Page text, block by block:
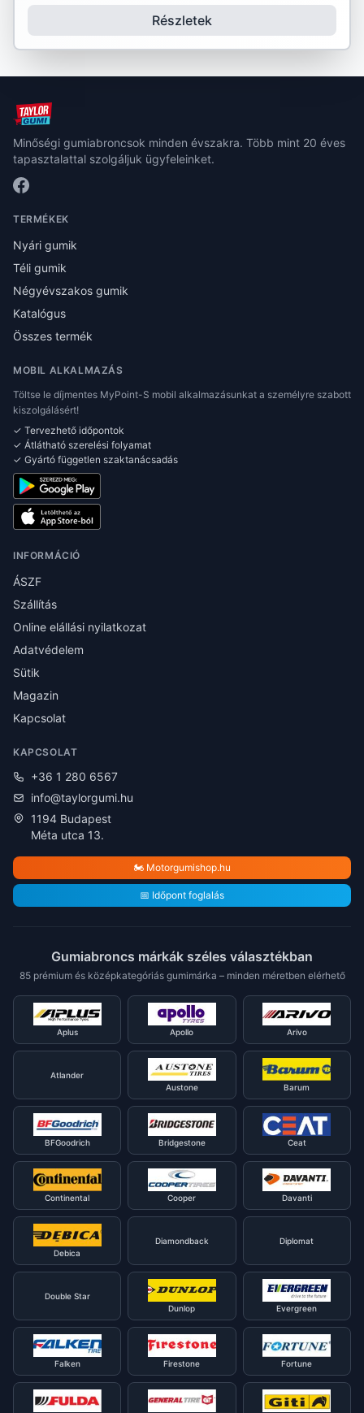
Részletek
Minőségi gumiabroncsok minden évszakra. Több mint 20 éves
tapasztalattal szolgáljuk ügyfeleinket.
TERMÉKEK
Nyári gumik
Téli gumik
Négyévszakos gumik
Katalógus
Összes termék
MOBIL ALKALMAZÁS
Töltse le díjmentes MyPoint-S mobil alkalmazásunkat a személyre szabott
kiszolgálásért!
✓ Tervezhető időpontok
✓ Átlátható szerelési folyamat
✓ Gyártó független szaktanácsadás
INFORMÁCIÓ
ÁSZF
Szállítás
Online elállási nyilatkozat
Adatvédelem
Sütik
Magazin
Kapcsolat
KAPCSOLAT
+36 1 280 6567
info@taylorgumi.hu
1194 Budapest
Méta utca 13.
🏍️ Motorgumishop.hu
📅 Időpont foglalás
Gumiabroncs márkák széles választékban
85 prémium és középkategóriás gumimárka – minden méretben elérhető
Aplus Apollo Arivo
Atlander
Austone
Barum
BFGoodrich Bridgestone Ceat
Continental Cooper Davanti
Debica
Diamondback Diplomat
Double Star
Dunlop
Evergreen
Falken Firestone Fortune